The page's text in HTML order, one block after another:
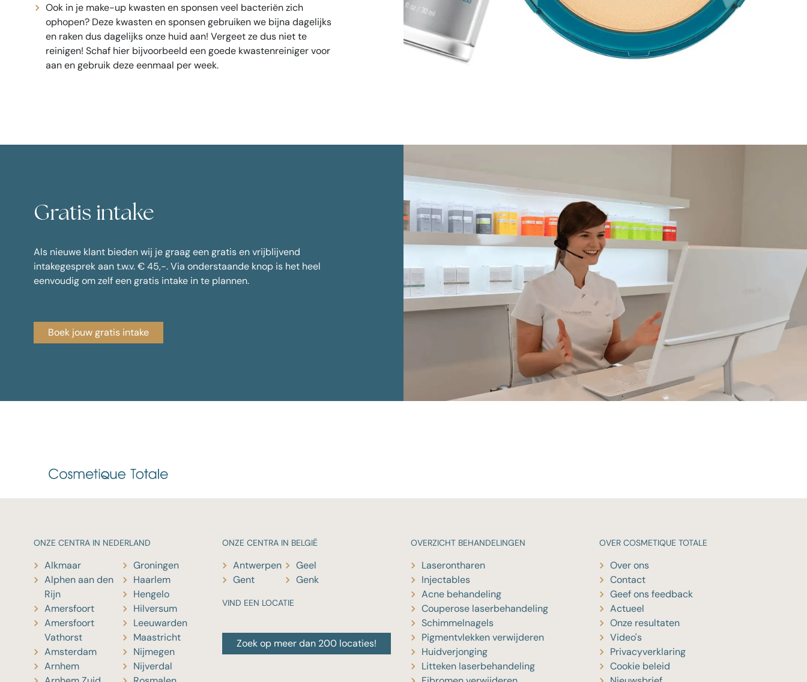
Ook in je make-up kwasten en sponsen veel bacteriën zich
ophopen? Deze kwasten en sponsen gebruiken we bijna dagelijks
en raken dus dagelijks onze huid aan! Vergeet ze dus niet te
reinigen! Schaf hier bijvoorbeeld een goede kwastenreiniger voor
aan en gebruik deze eenmaal per week.
Gratis intake
Als nieuwe klant bieden wij je graag een gratis en vrijblijvend
intakegesprek aan t.w.v. € 45,-. Via onderstaande knop is het heel
eenvoudig om zelf een gratis intake in te plannen.
Boek jouw gratis intake
ONZE CENTRA IN NEDERLAND
Alkmaar
Alphen aan den
Rijn
Amersfoort
Amersfoort
Vathorst
Amsterdam
Arnhem
Groningen
Haarlem
Hengelo
Hilversum
Leeuwarden
Maastricht
Nijmegen
Nijverdal
ONZE CENTRA IN BELGIË
Antwerpen
Gent
Geel
Genk
VIND EEN LOCATIE
Zoek op meer dan 200 locaties!
OVERZICHT BEHANDELINGEN
Laserontharen
Injectables
Acne behandeling
Couperose laserbehandeling
Schimmelnagels
Pigmentvlekken verwijderen
Huidverjonging
Litteken laserbehandeling
OVER COSMETIQUE TOTALE
Over ons
Contact
Geef ons feedback
Actueel
Onze resultaten
Video's
Privacyverklaring
Cookie beleid